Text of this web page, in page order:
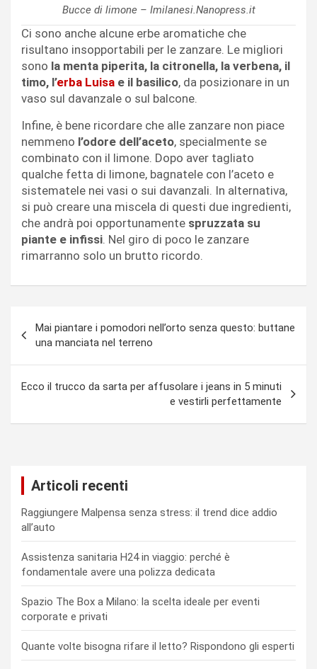
Bucce di limone – Imilanesi.Nanopress.it
Ci sono anche alcune erbe aromatiche che
risultano insopportabili per le zanzare. Le migliori
sono la menta piperita, la citronella, la verbena, il
timo, l’erba Luisa e il basilico, da posizionare in un
vaso sul davanzale o sul balcone.
Infine, è bene ricordare che alle zanzare non piace
nemmeno l’odore dell’aceto, specialmente se
combinato con il limone. Dopo aver tagliato
qualche fetta di limone, bagnatele con l’aceto e
sistematele nei vasi o sui davanzali. In alternativa,
si può creare una miscela di questi due ingredienti,
che andrà poi opportunamente spruzzata su
piante e infissi. Nel giro di poco le zanzare
rimarranno solo un brutto ricordo.
articoli
Mai piantare i pomodori nell’orto senza questo: buttane
una manciata nel terreno
Ecco il trucco da sarta per affusolare i jeans in 5 minuti
e vestirli perfettamente
Articoli recenti
Raggiungere Malpensa senza stress: il trend dice addio
all’auto
Assistenza sanitaria H24 in viaggio: perché è
fondamentale avere una polizza dedicata
Spazio The Box a Milano: la scelta ideale per eventi
corporate e privati
Quante volte bisogna rifare il letto? Rispondono gli esperti